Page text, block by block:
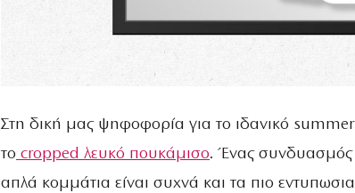
Στη δική μας ψηφοφορία για το ιδανικό
το cropped λευκό πουκάμισο. Ένας συνδυασμός
απλά κομμάτια είναι συχνά και τα πιο